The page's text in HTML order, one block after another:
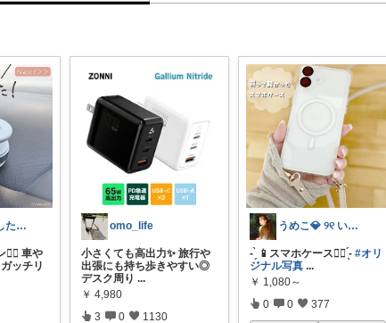
ねむこ🎀楽したいママの購入品ほぼオリ写
❤️‍🔥 車や
ッチリ
omo_life
小さくても高出力✨ 旅行や
出張にも持ち歩きやすい◎
デスク周り ...
￥ 4,980
3 0 1130
うめこ💎 ୨୧ いつも感謝 ୨୧
- ̗̀ 📱スマホケース✊🏻 ̖́-#オリ
ジナル写真 ...
￥ 1,080～
0 0 377